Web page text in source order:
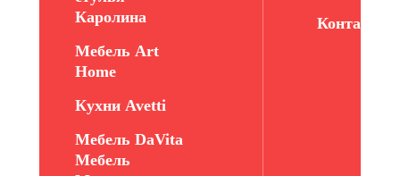
Каролина
Мебель Art
Home
Кухни Avetti
Мебель DaVita
Мебель
Контакты